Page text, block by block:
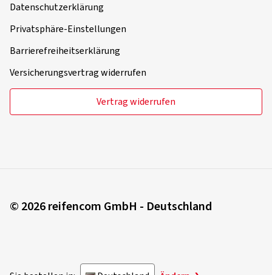
Datenschutzerklärung
Privatsphäre-Einstellungen
Barrierefreiheitserklärung
Versicherungsvertrag widerrufen
Vertrag widerrufen
© 2026 reifencom GmbH - Deutschland